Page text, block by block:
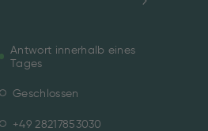
Antwort innerhalb eines
Tages
Geschlossen
+49 28217853030